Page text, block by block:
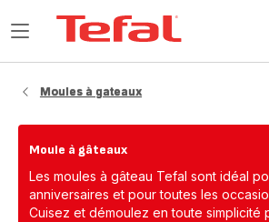
Ouvrir
Moules à gateaux
Moule à gâteaux
Les moules à gâteau Tefal sont idéal
anniversaires et pour toutes les
Cuisez et démoulez en toute simplicité